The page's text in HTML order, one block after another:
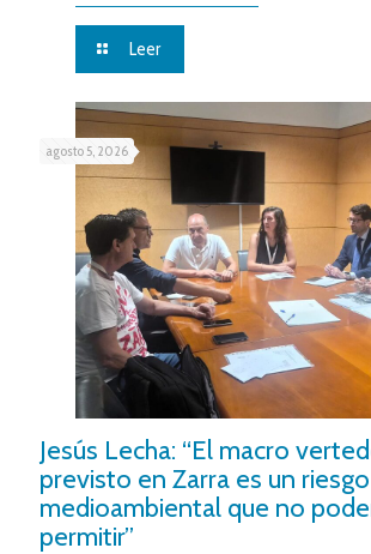
Leer
agosto 5, 2026
Jesús Lecha: “El macro
previsto en Zarra es un riesgo
medioambiental que no
permitir”